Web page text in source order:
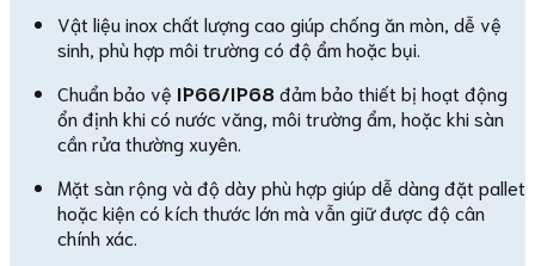
Vật liệu inox chất lượng cao giúp chống ăn mòn, dễ vệ
sinh, phù hợp môi trường có độ ẩm hoặc bụi.
Chuẩn bảo vệ IP66/IP68 đảm bảo thiết bị hoạt động
ổn định khi có nước văng, môi trường ẩm, hoặc khi sàn
cần rửa thường xuyên.
Mặt sàn rộng và độ dày phù hợp giúp dễ dàng đặt pallet
hoặc kiện có kích thước lớn mà vẫn giữ được độ cân
chính xác.